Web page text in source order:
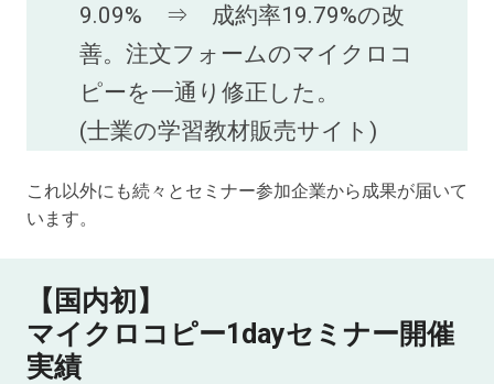
9.09% ⇒ 成約率19.79%の改
善。注文フォームのマイクロコ
ピーを一通り修正した。
(士業の学習教材販売サイト)
これ以外にも続々とセミナー参加企業から成果が届いて
います。
【国内初】
マイクロコピー1dayセミナー開催
実績